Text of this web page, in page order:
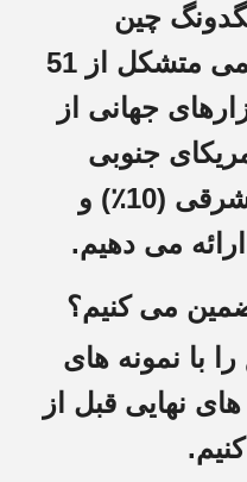
گوانگدونگ چین
مستقر است، ما با تیمی متشکل از 51
جهانی از
(40٪)، آمریکای جنوبی
(10٪)، آسیای جنوب شرقی (10٪) و
می دهیم.
با نمونه های
نهایی قبل از